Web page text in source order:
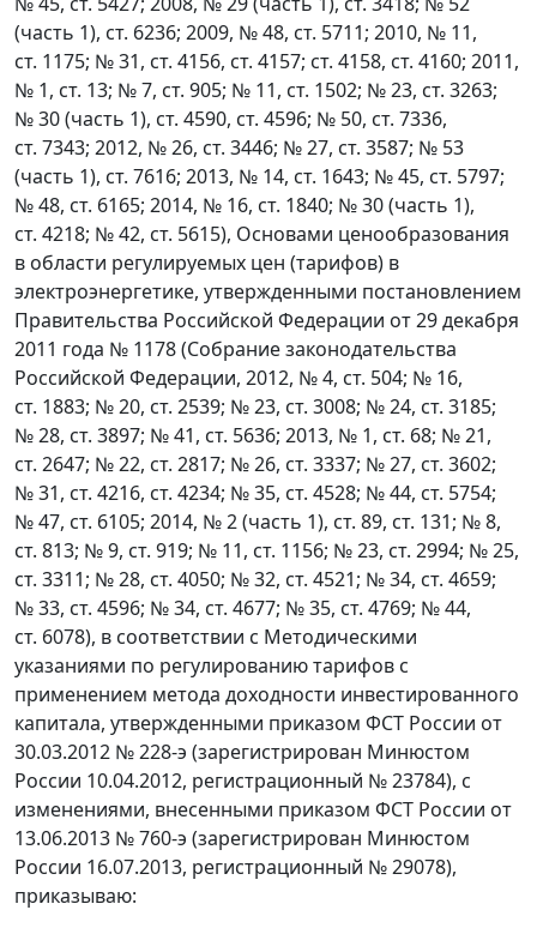
(часть 1), ст. 6236; 2009, № 48, ст. 5711; 2010, № 11,
ст. 1175; № 31, ст. 4156, ст. 4157; ст. 4158, ст. 4160; 2011,
№ 1, ст. 13; № 7, ст. 905; № 11, ст. 1502; № 23, ст. 3263;
№ 30 (часть 1), ст. 4590, ст. 4596; № 50, ст. 7336,
ст. 7343; 2012, № 26, ст. 3446; № 27, ст. 3587; № 53
(часть 1), ст. 7616; 2013, № 14, ст. 1643; № 45, ст. 5797;
№ 48, ст. 6165; 2014, № 16, ст. 1840; № 30 (часть 1),
ст. 4218; № 42, ст. 5615), Основами ценообразования
в области регулируемых цен (тарифов) в
электроэнергетике, утвержденными постановлением
Правительства Российской Федерации от 29 декабря
2011 года № 1178 (Собрание законодательства
Российской Федерации, 2012, № 4, ст. 504; № 16,
ст. 1883; № 20, ст. 2539; № 23, ст. 3008; № 24, ст. 3185;
№ 28, ст. 3897; № 41, ст. 5636; 2013, № 1, ст. 68; № 21,
ст. 2647; № 22, ст. 2817; № 26, ст. 3337; № 27, ст. 3602;
№ 31, ст. 4216, ст. 4234; № 35, ст. 4528; № 44, ст. 5754;
№ 47, ст. 6105; 2014, № 2 (часть 1), ст. 89, ст. 131; № 8,
ст. 813; № 9, ст. 919; № 11, ст. 1156; № 23, ст. 2994; № 25,
ст. 3311; № 28, ст. 4050; № 32, ст. 4521; № 34, ст. 4659;
№ 33, ст. 4596; № 34, ст. 4677; № 35, ст. 4769; № 44,
ст. 6078), в соответствии с Методическими
указаниями по регулированию тарифов с
применением метода доходности инвестированного
капитала, утвержденными приказом ФСТ России от
30.03.2012 № 228-э (зарегистрирован Минюстом
России 10.04.2012, регистрационный № 23784), с
изменениями, внесенными приказом ФСТ России от
13.06.2013 № 760-э (зарегистрирован Минюстом
России 16.07.2013, регистрационный № 29078),
приказываю: